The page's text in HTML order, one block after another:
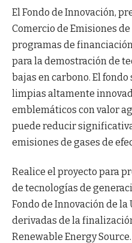
El Fondo de Innovación,
Comercio de Emisiones de
programas de
para la demostración de
bajas en carbono. El
limpias altamente
emblemáticos con valor
puede reducir
emisiones de gases de
Realice el proyecto para
de tecnologías de
Fondo de Innovación de la
derivadas de la
Renewable Energy Source.